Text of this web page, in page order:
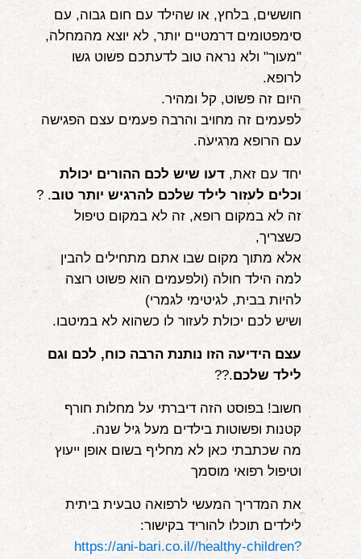
חוששים, בלחץ, או שהילד עם חום גבוה, עם
סימפטומים דרמטיים יותר, לא יוצא מהמחלה,
"מעוך" ולא נראה טוב לדעתכם פשוט גשו
לרופא.
היום זה פשוט, קל ומהיר.
לפעמים זה מחויב והרבה פעמים עצם הפגישה
עם הרופא מרגיעה.
יחד עם זאת, דעו שיש לכם ההורים יכולת
וכלים לעזור לילד שלכם להרגיש יותר טוב. ?
זה לא במקום רופא, זה לא במקום טיפול
כשצריך,
אלא מתוך מקום שבו אתם מתחילים להבין
למה הילד חולה (ולפעמים הוא פשוט רוצה
להיות בבית, לגיטימי לגמרי)
ושיש לכם יכולת לעזור לו כשהוא לא במיטבו.
עצם הידיעה הזו נותנת הרבה כוח, לכם וגם
לילד שלכם.??
חשוב! בפוסט הזה דיברתי על מחלות חורף
קטנות ופשוטות בילדים מעל גיל שנה.
מה שכתבתי כאן לא מחליף בשום אופן ייעוץ
וטיפול רפואי מוסמך
את המדריך המעשי לרפואה טבעית ביתית
לילדים תוכלו להוריד בקישור:
https://ani-bari.co.il//healthy-children?